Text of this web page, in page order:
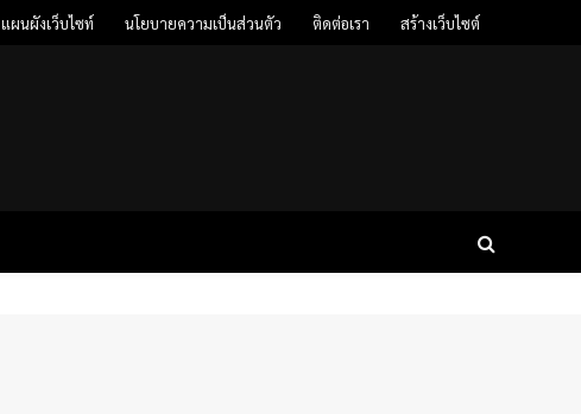
แผนผังเว็บไซท์ นโยบายความเป็นส่วนตัว ติดต่อเรา สร้างเว็บไซต์